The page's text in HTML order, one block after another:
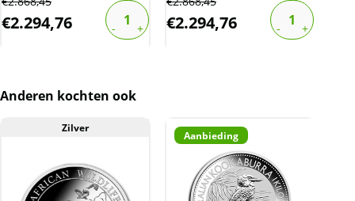
€2.294,76 €2.294,76
Anderen kochten ook
Zilver
Aanbieding